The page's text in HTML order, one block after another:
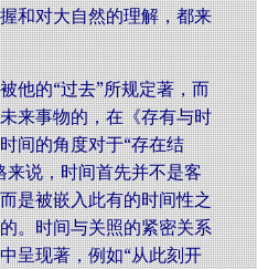
和对大自然的理解，都来
他的“过去”所规定著，而
来事物的，在《存有与时
间的角度对于“存在结
来说，时间首先并不是客
是被嵌入此有的时间性之
。时间与关照的紧密关系
呈现著，例如“从此刻开